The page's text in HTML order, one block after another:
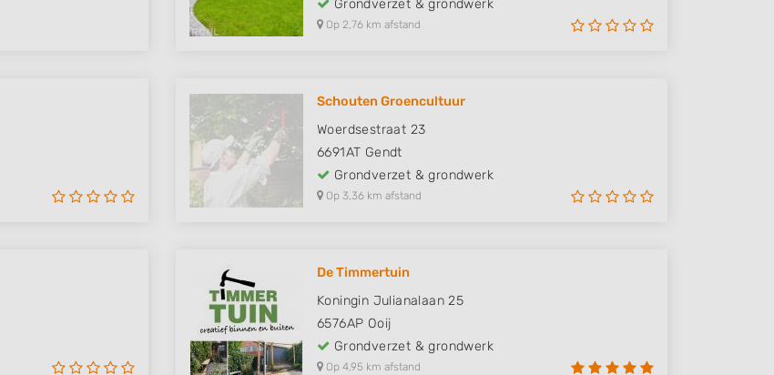
Grondverzet & grondwerk
Op 2,76 km afstand
Schouten Groencultuur
Woerdsestraat 23
6691AT Gendt
Grondverzet & grondwerk
Op 3,36 km afstand
De Timmertuin
Koningin Julianalaan 25
6576AP Ooij
Grondverzet & grondwerk
Op 4,95 km afstand